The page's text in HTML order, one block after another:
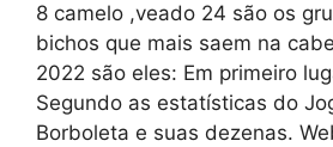
8 camelo ,veado 24 são os
bichos que mais saem na
2022 são eles: Em primeiro
Segundo as estatísticas do
Borboleta e suas dezenas.